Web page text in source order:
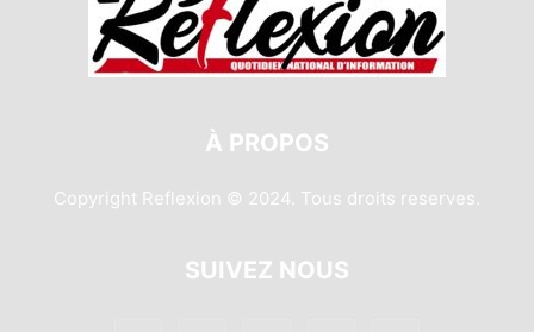
À PROPOS
Copyright Reflexion © 2024. Tous droits reserves.
SUIVEZ NOUS